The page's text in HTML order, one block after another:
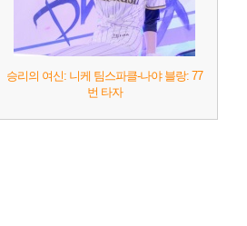
승리의 여신: 니케 팀스파클-나야 블랑: 77
번 타자